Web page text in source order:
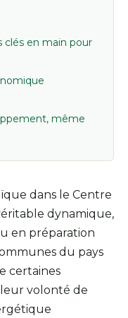
clés en main pour
même
dans le Centre
dynamique,
en préparation
du pays
certaines
volonté de